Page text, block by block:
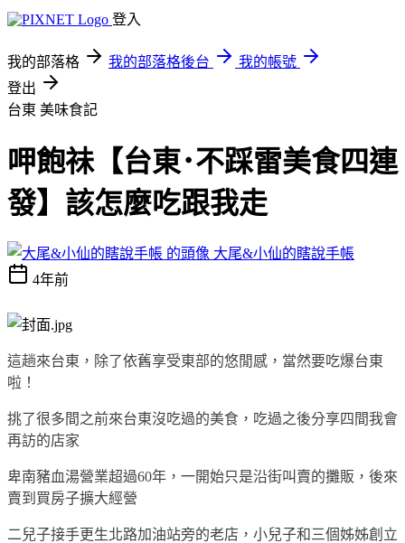
登入
我的部落格 我的部落格後台
我的帳號
登出
台東 美味食記
呷飽祙【台東･不踩雷美食四連
發】該怎麼吃跟我走
大尾&小仙的瞎說手帳
4年前
這趟來台東，除了依舊享受東部的悠閒感，當然要吃爆台東
啦！
挑了很多間之前來台東沒吃過的美食，吃過之後分享四間我會
再訪的店家
卑南豬血湯營業超過60年，一開始只是沿街叫賣的攤販，後來
賣到買房子擴大經營
二兒子接手更生北路加油站旁的老店，小兒子和三個姊姊創立